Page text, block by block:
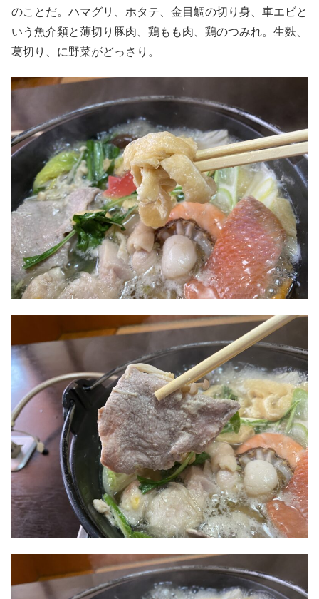
のことだ。ハマグリ、ホタテ、金目鯛の切り身、車エビと
いう魚介類と薄切り豚肉、鶏もも肉、鶏のつみれ。生麩、
葛切り、に野菜がどっさり。